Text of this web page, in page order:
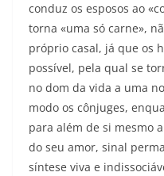
conduz os esposos ao
torna «uma só carne»,
próprio casal, já que os
possível, pela qual se
no dom da vida a uma
modo os cônjuges,
para além de si mesmo
do seu amor, sinal
síntese viva e